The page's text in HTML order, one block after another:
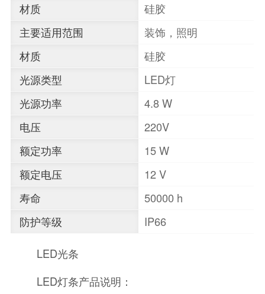
材质
硅胶
主要适用范围
装饰，照明
材质
硅胶
光源类型
LED灯
光源功率
4.8 W
电压
220V
额定功率
15 W
额定电压
12 V
寿命
50000 h
防护等级
IP66
LED光条
LED灯条产品说明：